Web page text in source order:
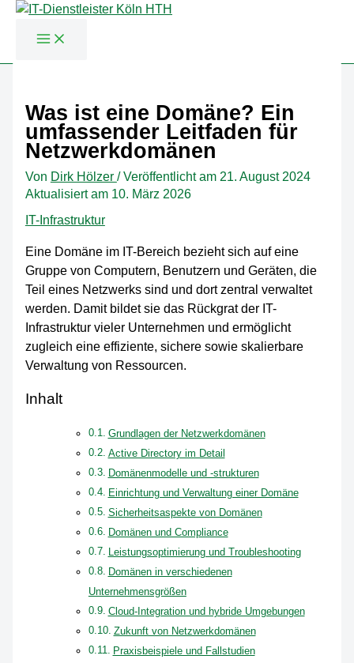
springen
Was ist eine Domäne? Ein
umfassender Leitfaden für
Netzwerkdomänen
Von Dirk Hölzer /Veröffentlicht am 21. August 2024
Aktualisiert am 10. März 2026
IT-Infrastruktur
Eine Domäne im IT-Bereich bezieht sich auf eine
Gruppe von Computern, Benutzern und Geräten, die
Teil eines Netzwerks sind und dort zentral verwaltet
werden. Damit bildet sie das Rückgrat der IT-
Infrastruktur vieler Unternehmen und ermöglicht
zugleich eine effiziente, sichere sowie skalierbare
Verwaltung von Ressourcen.
Inhalt
Grundlagen der Netzwerkdomänen
Active Directory im Detail
Domänenmodelle und -strukturen
Einrichtung und Verwaltung einer Domäne
Sicherheitsaspekte von Domänen
Domänen und Compliance
Leistungsoptimierung und Troubleshooting
Domänen in verschiedenen
Unternehmensgrößen
Cloud-Integration und hybride Umgebungen
Zukunft von Netzwerkdomänen
Praxisbeispiele und Fallstudien